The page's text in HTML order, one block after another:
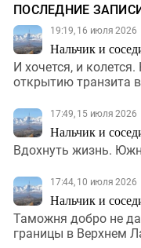
ПОСЛЕДНИЕ
19:19, 16 июля 2026
Нальчик и
И хочется, и
открытию транзита
17:49, 15 июля 2026
Нальчик и
Вдохнуть жизнь.
17:44, 10 июля 2026
Нальчик и
Таможня добро не
границы в Верхнем